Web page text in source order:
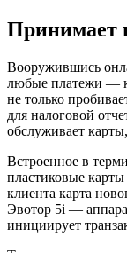
Принимает
Вооружившись
любые платежи —
не только
для налоговой
обслуживает
Встроенное в
пластиковые
клиента карта
Эвотор 5i —
инициирует